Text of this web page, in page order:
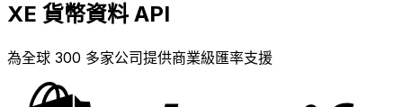
XE 貨幣資料 API
為全球 300 多家公司提供商業級匯率支援